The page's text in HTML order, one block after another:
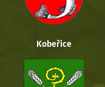
Kobeřice